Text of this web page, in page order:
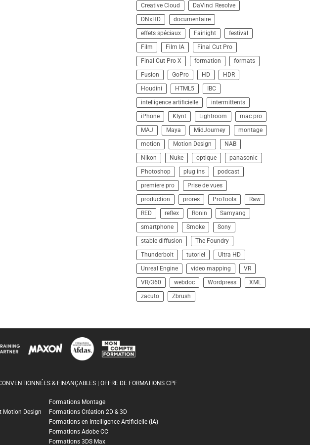
Creative Cloud
DaVinci Resolve
DNxHD
documentaire
effets spéciaux
Fairlight
festival
Film
Film IA
Final Cut Pro
Final Cut Pro X
formation
formats
Fusion
GoPro HD
HDR
Houdini
HTML5
IBC
intelligence artificielle
intermittents
iPhone
Klynt Lightroom
mac pro
MAJ
Maya MidJourney
montage
motion
Motion Design
NAB
Nikon
Nuke optique
panasonic
Photoshop
plug ins
podcast
premiere pro
Prise de vues
production
prores ProTools
Raw
RED
reflex Ronin
Samyang
smartphone
Smoke
Sony
stable diffusion
The Foundry
Thunderbolt
tutoriel
Ultra HD
Unreal Engine
video mapping
VR
VR/360
webdoc Wordpress
XML
zacuto
Zbrush
& FINANÇABLES | OFFRE DE FORMATIONS CPF
Formations Montage
Motion Design
Formations Création 2D & 3D
Formations en Intelligence Artificielle (IA)
Formations Adobe CC
Formations 3DS Max